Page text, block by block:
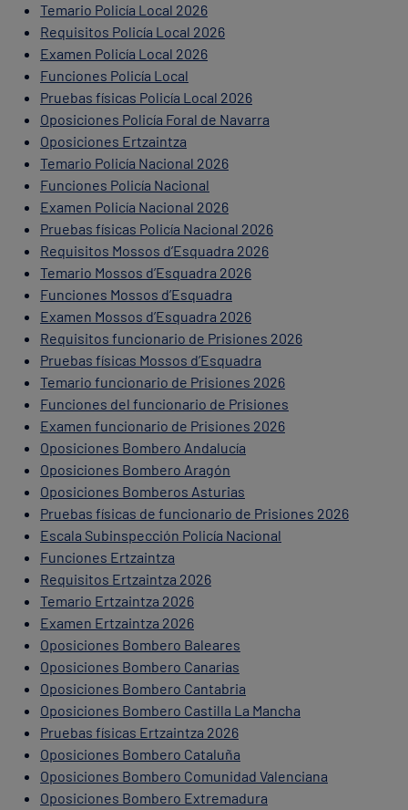
Temario Policía Local 2026
Requisitos Policía Local 2026
Examen Policía Local 2026
Funciones Policía Local
Pruebas físicas Policía Local 2026
Oposiciones Policía Foral de Navarra
Oposiciones Ertzaintza
Temario Policía Nacional 2026
Funciones Policía Nacional
Examen Policía Nacional 2026
Pruebas físicas Policía Nacional 2026
Requisitos Mossos d’Esquadra 2026
Temario Mossos d’Esquadra 2026
Funciones Mossos d’Esquadra
Examen Mossos d’Esquadra 2026
Requisitos funcionario de Prisiones 2026
Pruebas físicas Mossos d’Esquadra
Temario funcionario de Prisiones 2026
Funciones del funcionario de Prisiones
Examen funcionario de Prisiones 2026
Oposiciones Bombero Andalucía
Oposiciones Bombero Aragón
Oposiciones Bomberos Asturias
Pruebas físicas de funcionario de Prisiones 2026
Escala Subinspección Policía Nacional
Funciones Ertzaintza
Requisitos Ertzaintza 2026
Temario Ertzaintza 2026
Examen Ertzaintza 2026
Oposiciones Bombero Baleares
Oposiciones Bombero Canarias
Oposiciones Bombero Cantabria
Oposiciones Bombero Castilla La Mancha
Pruebas físicas Ertzaintza 2026
Oposiciones Bombero Cataluña
Oposiciones Bombero Comunidad Valenciana
Oposiciones Bombero Extremadura